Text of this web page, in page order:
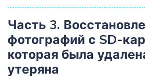
Часть 3.
фотографий с SD-
которая была
утеряна